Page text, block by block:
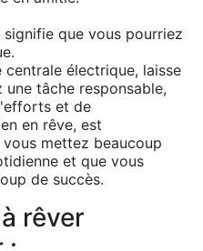
que vous pourriez
centrale électrique, laisse
tâche responsable,
et de
en rêve, est
mettez beaucoup
et que vous
de succès.
rêver